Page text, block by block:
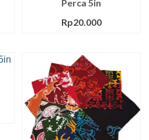
Perca 5in
Rp20.000